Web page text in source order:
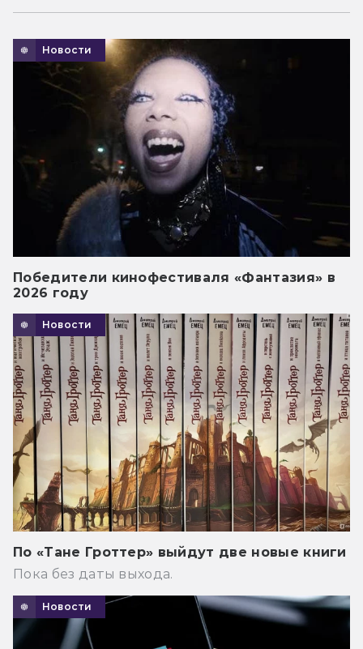
Новости
Победители кинофестиваля «Фантазия» в
2026 году
Новости
По «Тане Гроттер» выйдут две новые книги
Пока без даты выхода.
Новости